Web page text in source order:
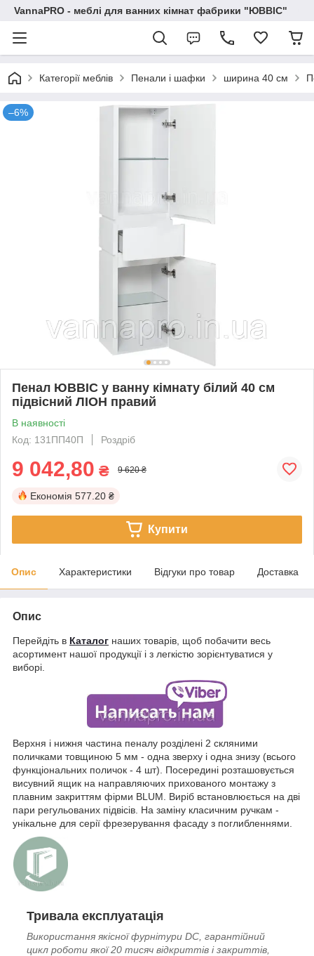
VannaPRO - меблі для ванних кімнат фабрики "ЮВВІС"
Категорії меблів Пенали і шафки ширина 40 см
–6%
Пенал ЮВВІС у ванну кімнату білий 40 см
підвісний ЛІОН правий
В наявності
Код: 131ПП40П
Роздріб
9 042,80 ₴ 9 620 ₴
Економія 577.20 ₴
Купити
Опис Характеристики Відгуки про товар Доставка
Опис
Перейдіть в Каталог наших товарів, щоб побачити весь
асортимент нашої продукції і з легкістю зорієнтуватися у
виборі.
Верхня і нижня частина пеналу розділені 2 скляними
поличками товщиною 5 мм - одна зверху і одна знизу (всього
функціональних поличок - 4 шт). Посередині розташовується
висувний ящик на направляючих прихованого монтажу з
плавним закриттям фірми BLUM. Виріб встановлюється на дві
пари регульованих підвісів . На заміну класичним ручкам -
унікальне для серії фрезерування фасаду з поглибленнями.
Тривала експлуатація
Використання якісної фурнітури DC, гарантійний
цикл роботи якої 20 тисяч відкриттів і закриттів,